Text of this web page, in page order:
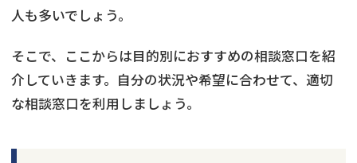
人も多いでしょう。
そこで、ここからは目的別におすすめの相談窓口を紹
介していきます。自分の状況や希望に合わせて、適切
な相談窓口を利用しましょう。